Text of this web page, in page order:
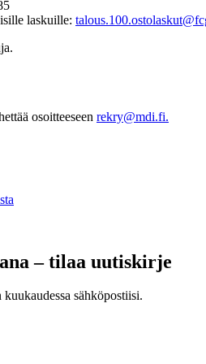
laskuille:
osoitteeseen rekry@mdi.fi.
– tilaa uutiskirje
sähköpostiisi.